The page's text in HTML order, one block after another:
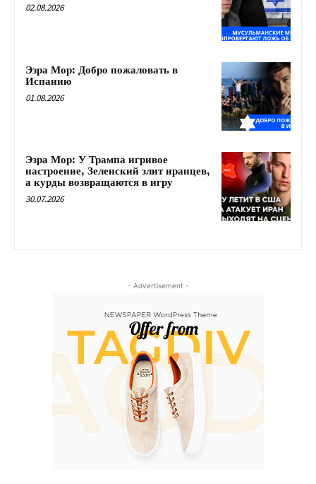
02.08.2026
Эзра Мор: Добро пожаловать в
Испанию
01.08.2026
Эзра Мор: У Трампа игривое
настроение, Зеленский злит иранцев,
а курды возвращаются в игру
30.07.2026
- Advertisement -